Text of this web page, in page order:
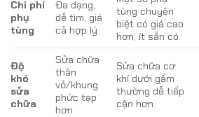
Chi phí
phụ
tùng
Đa dạng,
dễ tìm, giá
cả hợp lý
tùng chuyên
biệt có giá cao
hơn, ít sẵn có
Độ
khó
sửa
chữa
Sửa chữa
thân
vỏ/khung
phức tạp
hơn
Sửa chữa cơ
khí dưới gầm
thường dễ tiếp
cận hơn